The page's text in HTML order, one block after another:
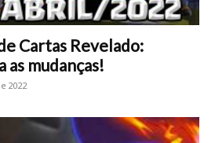
Cartas Revelado:
mudanças!
2022